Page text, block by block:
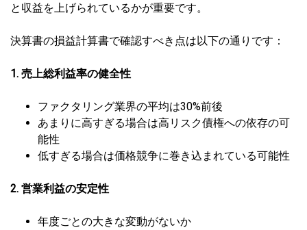
と収益を上げられているかが重要です。
決算書の損益計算書で確認すべき点は以下の通りです：
1. 売上総利益率の健全性
ファクタリング業界の平均は30%前後
あまりに高すぎる場合は高リスク債権への依存の可
能性
低すぎる場合は価格競争に巻き込まれている可能性
2. 営業利益の安定性
年度ごとの大きな変動がないか